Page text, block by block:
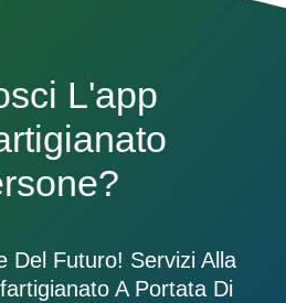
L'app
Del Futuro! Servizi Alla
A Portata Di